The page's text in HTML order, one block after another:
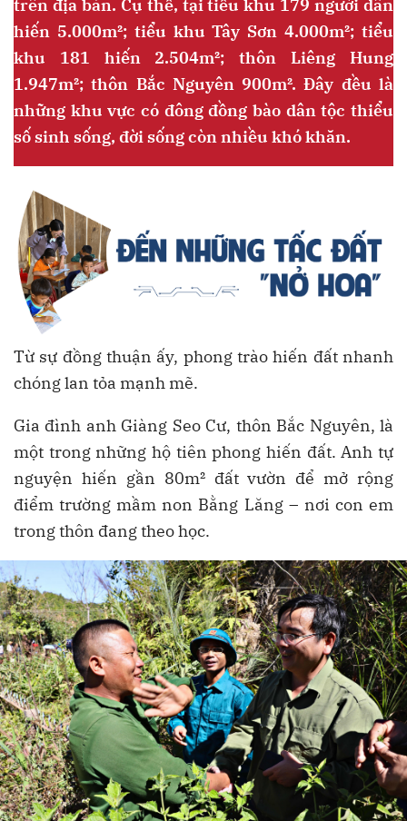
trên địa bàn. Cụ thể, tại tiểu khu 179 người dân
hiến 5.000m²; tiểu khu Tây Sơn 4.000m²; tiểu
khu 181 hiến 2.504m²; thôn Liêng Hung
1.947m²; thôn Bắc Nguyên 900m². Đây đều là
những khu vực có đông đồng bào dân tộc thiểu
số sinh sống, đời sống còn nhiều khó khăn.
Từ sự đồng thuận ấy, phong trào hiến đất nhanh
chóng lan tỏa mạnh mẽ.
Gia đình anh Giàng Seo Cư, thôn Bắc Nguyên, là
một trong những hộ tiên phong hiến đất. Anh tự
nguyện hiến gần 80m² đất vườn để mở rộng
điểm trường mầm non Bằng Lăng – nơi con em
trong thôn đang theo học.